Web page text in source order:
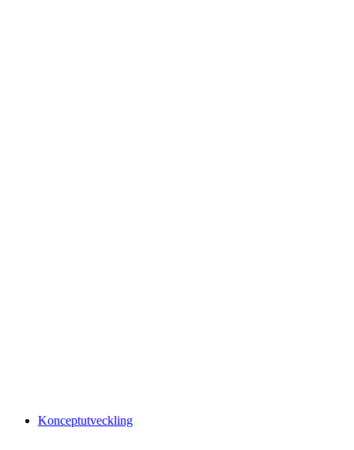
Konceptutveckling